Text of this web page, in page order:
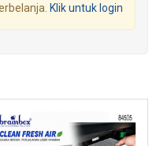
Klik untuk login